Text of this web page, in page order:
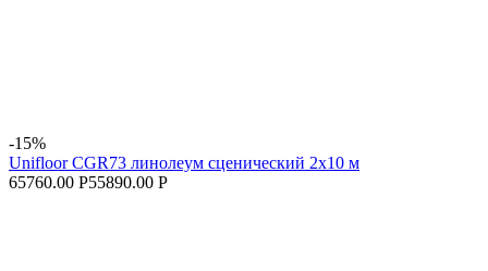
-15%
Unifloor CGR73 линолеум сценический 2х10 м
65760.00 Р55890.00 Р